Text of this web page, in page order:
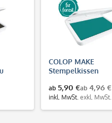
COLOP MAKE
Stempelkissen
ab5,90 €
inkl. MwSt.
ab4,96 €
exkl. MwSt.